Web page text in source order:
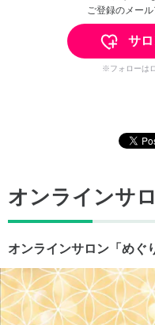
ご登録のメール
サ
※フォローは
オンラインサ
オンラインサロン「めぐ